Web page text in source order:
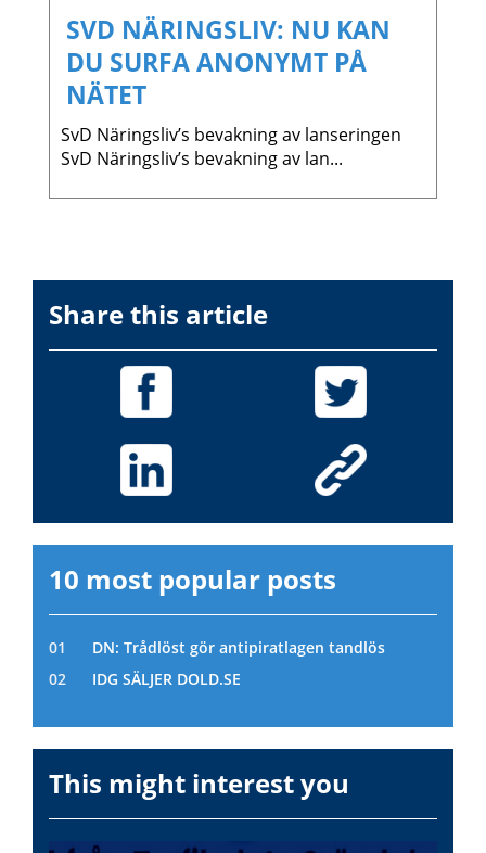
SVD NÄRINGSLIV: NU KAN
DU SURFA ANONYMT PÅ
NÄTET
SvD Näringsliv’s bevakning av lanseringen
SvD Näringsliv’s bevakning av lan...
Share this article
10 most popular posts
DN: Trådlöst gör antipiratlagen tandlös
IDG SÄLJER DOLD.SE
This might interest you